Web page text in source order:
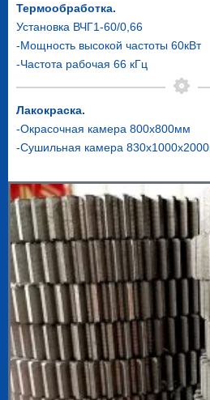
Термообработка.
Установка ВЧГ1-60/0,66
-Мощность высокой частоты 60кВт
-Частота рабочая 66 кГц
Лакокраска.
-Окрасочная камера 800х800мм
-Сушильная камера